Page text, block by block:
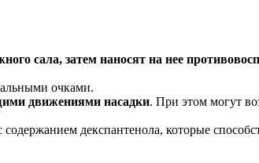
сала, затем наносят на нее
очками.
движениями насадки. При этом могут
декспантенола, которые